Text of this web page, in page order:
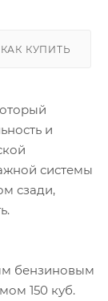
КАК КУПИТЬ
и
системы
сзади,
бензиновым
150 куб.